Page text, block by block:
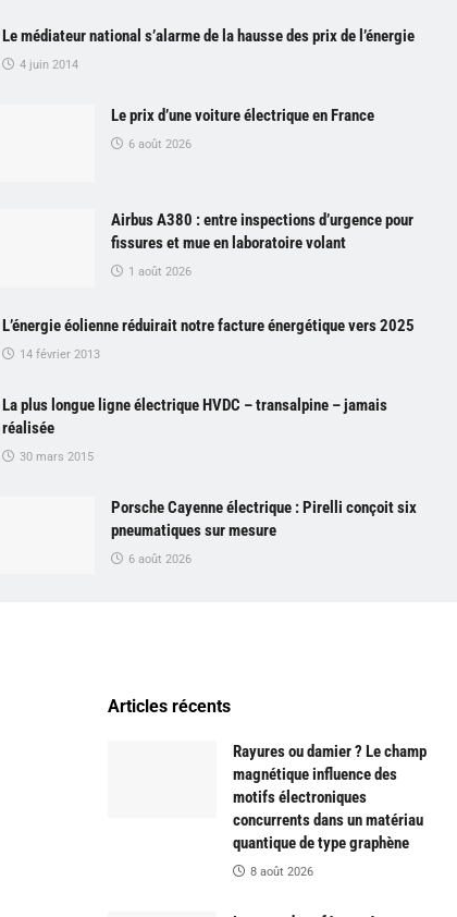
Le médiateur national s’alarme de la hausse des prix de l’énergie
4 juin 2014
Le prix d’une voiture électrique en France
6 août 2026
Airbus A380 : entre inspections d’urgence pour
fissures et mue en laboratoire volant
1 août 2026
L’énergie éolienne réduirait notre facture énergétique vers 2025
14 février 2013
La plus longue ligne électrique HVDC – transalpine – jamais
réalisée
30 mars 2015
Porsche Cayenne électrique : Pirelli conçoit six
pneumatiques sur mesure
6 août 2026
Articles récents
Rayures ou damier ? Le champ
magnétique influence des
motifs électroniques
concurrents dans un matériau
quantique de type graphène
8 août 2026